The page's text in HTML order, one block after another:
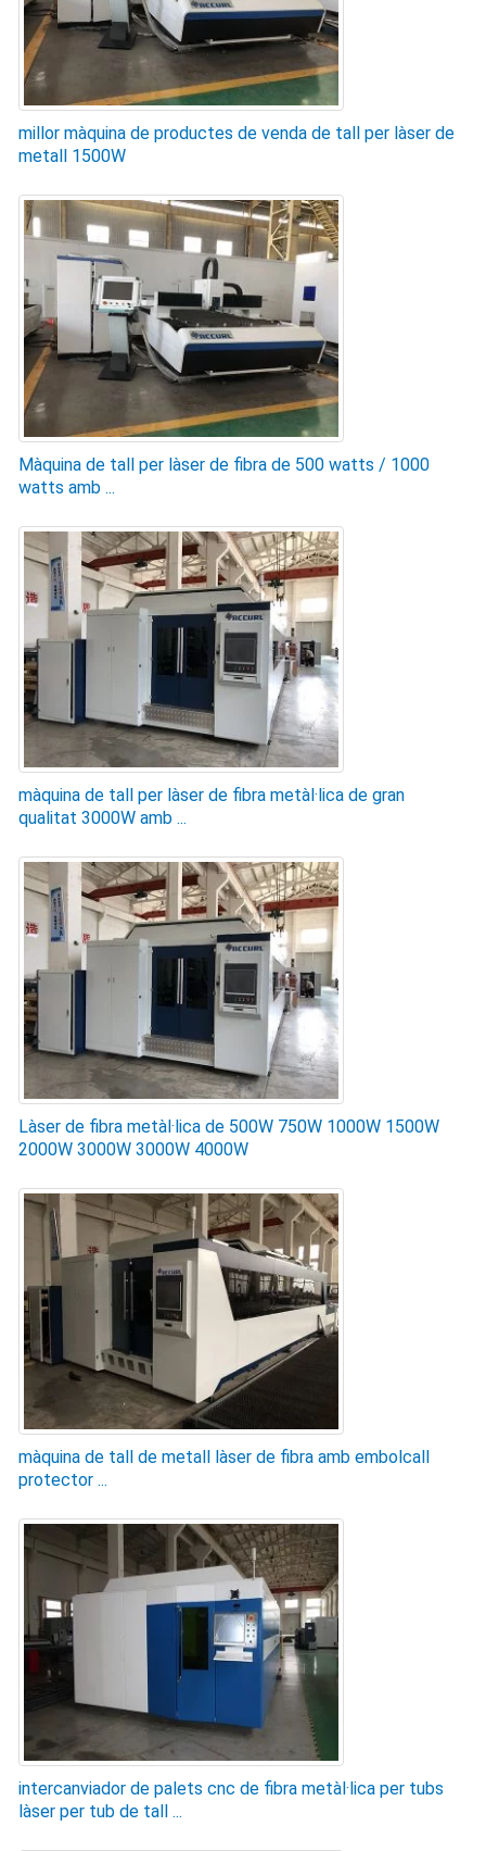
millor màquina de productes de venda de tall per làser de
metall 1500W
Màquina de tall per làser de fibra de 500 watts / 1000
watts amb ...
màquina de tall per làser de fibra metàl·lica de gran
qualitat 3000W amb ...
Làser de fibra metàl·lica de 500W 750W 1000W 1500W
2000W 3000W 3000W 4000W
màquina de tall de metall làser de fibra amb embolcall
protector ...
intercanviador de palets cnc de fibra metàl·lica per tubs
làser per tub de tall ...